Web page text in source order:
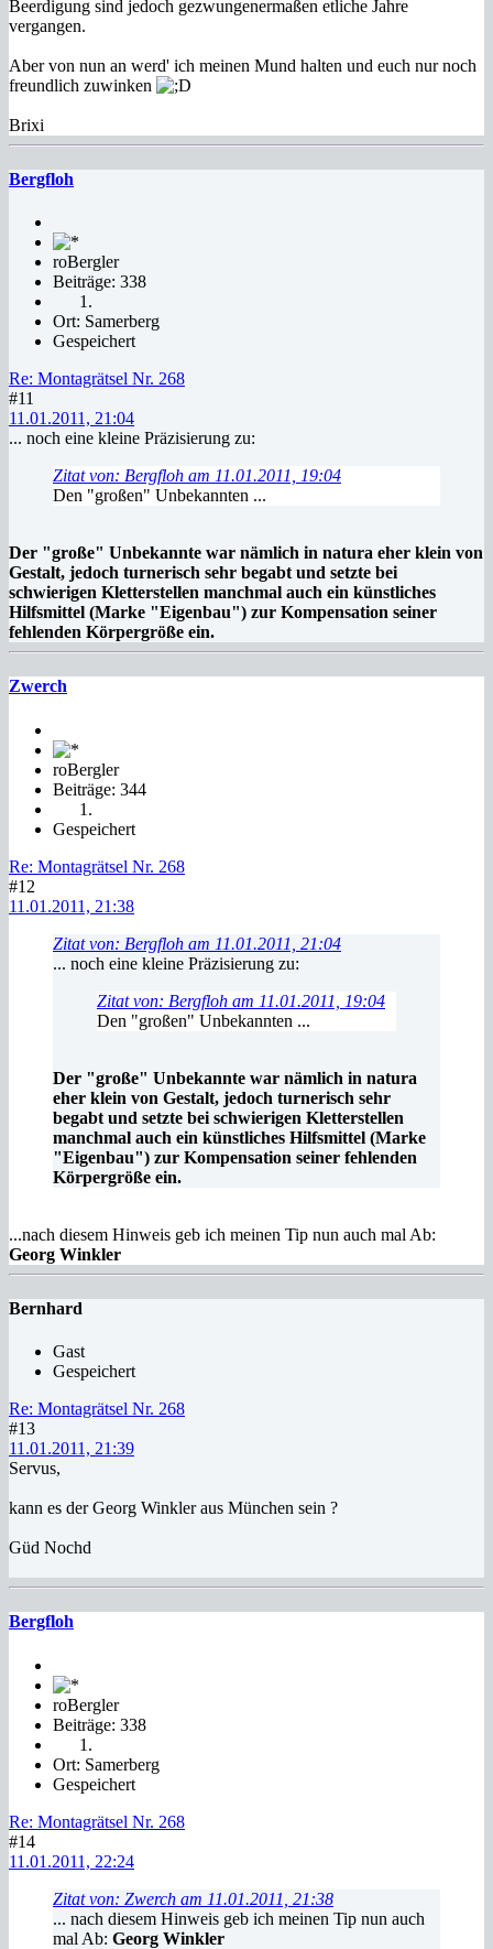
Beerdigung sind jedoch gezwungenermaßen etliche Jahre
vergangen.
Aber von nun an werd' ich meinen Mund halten und euch nur noch
freundlich zuwinken
Brixi
Bergfloh
roBergler
Beiträge: 338
Ort: Samerberg
Gespeichert
Re: Montagrätsel Nr. 268
#11
11.01.2011, 21:04
... noch eine kleine Präzisierung zu:
Zitat von: Bergfloh am 11.01.2011, 19:04
Den "großen" Unbekannten ...
Der "große" Unbekannte war nämlich in natura eher klein von
Gestalt, jedoch turnerisch sehr begabt und setzte bei
schwierigen Kletterstellen manchmal auch ein künstliches
Hilfsmittel (Marke "Eigenbau") zur Kompensation seiner
fehlenden Körpergröße ein.
Zwerch
roBergler
Beiträge: 344
Gespeichert
Re: Montagrätsel Nr. 268
#12
11.01.2011, 21:38
Zitat von: Bergfloh am 11.01.2011, 21:04
... noch eine kleine Präzisierung zu:
Zitat von: Bergfloh am 11.01.2011, 19:04
Den "großen" Unbekannten ...
Der "große" Unbekannte war nämlich in natura
eher klein von Gestalt, jedoch turnerisch sehr
begabt und setzte bei schwierigen Kletterstellen
manchmal auch ein künstliches Hilfsmittel (Marke
"Eigenbau") zur Kompensation seiner fehlenden
Körpergröße ein.
...nach diesem Hinweis geb ich meinen Tip nun auch mal Ab:
Georg Winkler
Bernhard
Gast
Gespeichert
Re: Montagrätsel Nr. 268
#13
11.01.2011, 21:39
Servus,
kann es der Georg Winkler aus München sein ?
Güd Nochd
Bergfloh
roBergler
Beiträge: 338
Ort: Samerberg
Gespeichert
Re: Montagrätsel Nr. 268
#14
11.01.2011, 22:24
Zitat von: Zwerch am 11.01.2011, 21:38
... nach diesem Hinweis geb ich meinen Tip nun auch
mal Ab: Georg Winkler